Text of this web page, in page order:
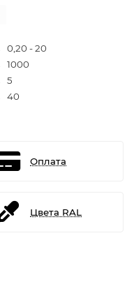
0,20 - 20
1000
5
40
Оплата
Цвета RAL